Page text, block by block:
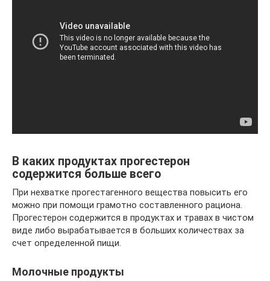
В каких продуктах прогестерон
содержится больше всего
При нехватке прогестагенного вещества повысить его
можно при помощи грамотно составленного рациона.
Прогестерон содержится в продуктах и травах в чистом
виде либо вырабатывается в больших количествах за
счет определенной пищи.
Молочные продукты